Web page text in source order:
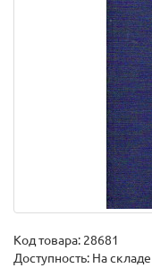
Код товара: 28681
Доступность: На складе